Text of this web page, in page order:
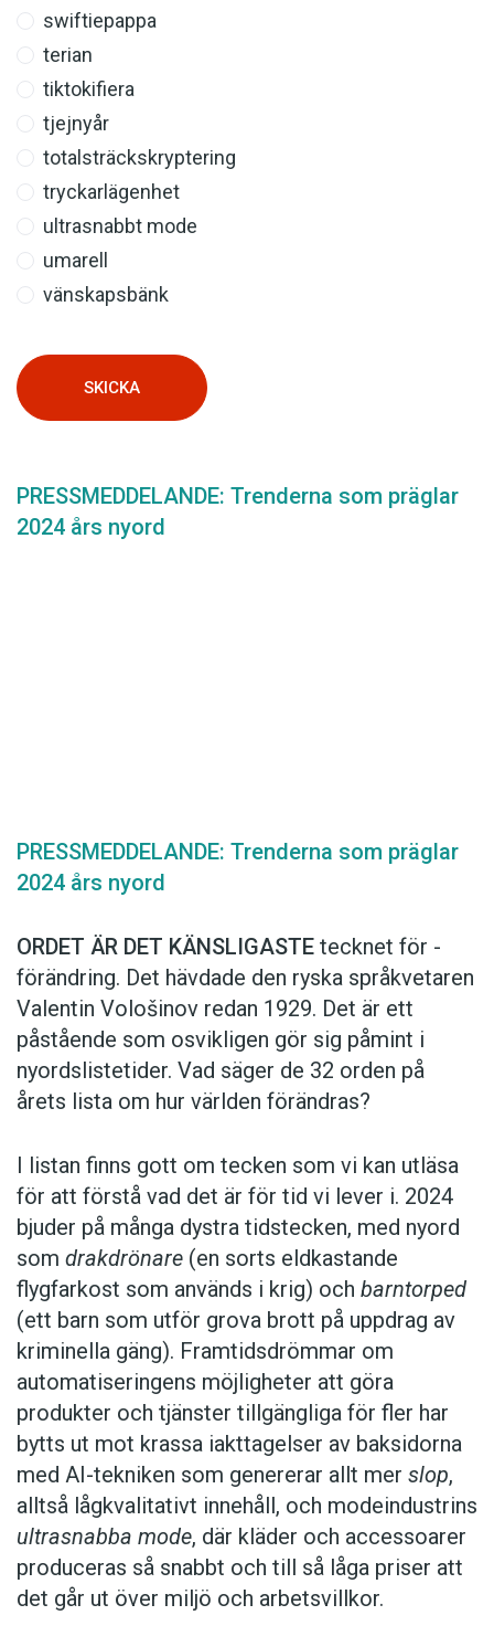
swiftiepappa
terian
tiktokifiera
tjejnyår
totalsträckskryptering
tryckarlägenhet
ultrasnabbt mode
umarell
vänskapsbänk
SKICKA
PRESSMEDDELANDE: Trenderna som präglar
2024 års nyord
Det här innehållet kräver att du accepterar cookies.
Hantera cookie-inställningar
PRESSMEDDELANDE: Trenderna som präglar
2024 års nyord
ORDET ÄR DET KÄNSLIGASTE tecknet för ­
förändring. Det hävdade den ryska språkvetaren
Valentin Vološinov redan 1929. Det är ett
påstående som osvikligen gör sig påmint i
nyordslistetider. Vad säger de 32 orden på
årets lista om hur världen förändras?
I listan finns gott om tecken som vi kan utläsa
för att förstå vad det är för tid vi lever i. 2024
bjuder på många dystra tidstecken, med nyord
som drakdrönare (en sorts eld­kastande
flygfarkost som används i krig) och barntorped
(ett barn som utför grova brott på uppdrag av
kriminella gäng). Framtidsdrömmar om
automatiseringens möjligheter att göra
produkter och tjänster tillgängliga för fler har
bytts ut mot krassa iakttagelser av baksidorna
med AI-tekniken som genererar allt mer slop,
alltså lågkvalitativt innehåll, och mode­industrins
ultra­snabba mode, där kläder och accessoarer
produceras så snabbt och till så låga priser att
det går ut över miljö och arbetsvillkor.